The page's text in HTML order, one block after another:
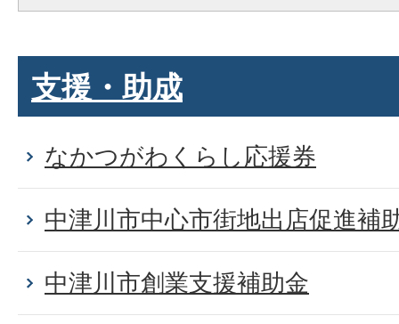
支援・助成
なかつがわくらし応援券
中津川市中心市街地出店促進補
中津川市創業支援補助金